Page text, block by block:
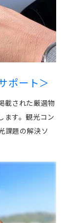
ポート＞
載された厳選物
ます。観光コン
課題の解決ソ